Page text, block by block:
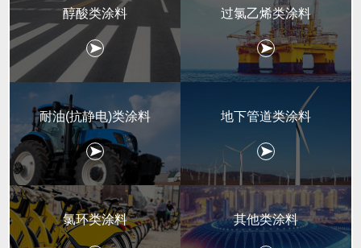
醇酸类涂料 过氯乙烯类涂料
耐油(抗静电)类涂料 地下管道类涂料
氯环类涂料 其他类涂料